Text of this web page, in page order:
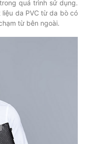
quá trình sử dụng.
da PVC từ da bò có
từ bên ngoài.